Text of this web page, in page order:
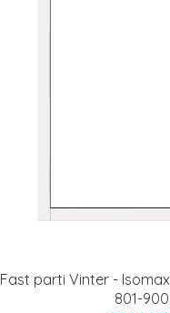
Fast parti Vinter -
801-900